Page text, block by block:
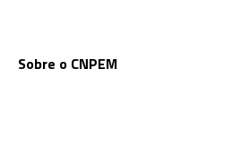
Sobre o CNPEM